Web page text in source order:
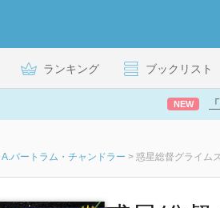
ランキング ブックリスト
NEW
A.バートラム・チャンドラー > 惑星総督グライム